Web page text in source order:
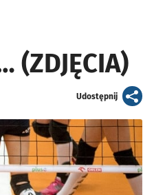
Udostępnijartykuł